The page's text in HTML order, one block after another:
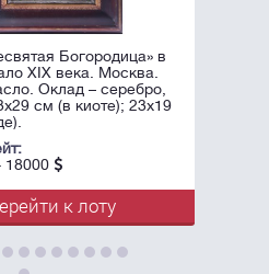
Богородица» в
XIX века. Москва.
Оклад – серебро,
см (в киоте); 23х19
к лоту